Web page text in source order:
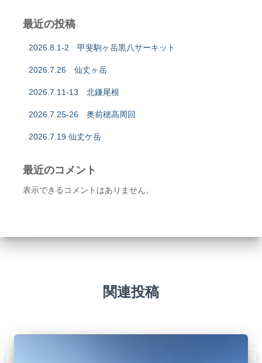
最近の投稿
2026.8.1-2 甲斐駒ヶ岳黒八サーキット
2026.7.26 仙丈ヶ岳
2026.7.11-13 北鎌尾根
2026.7.25-26 奥前穂高周回
2026.7.19 仙丈ケ岳
最近のコメント
表示できるコメントはありません。
関連投稿